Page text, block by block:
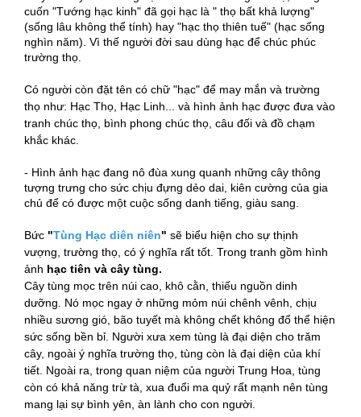
cuốn "Tướng hạc kinh" đã gọi hạc là " thọ bất khả lượng"
(sống lâu không thể tính) hay "hạc thọ thiên tuế" (hạc sống
nghìn năm). Vì thế người đời sau dùng hạc để chúc phúc
trường thọ.
Có người còn đặt tên có chữ "hạc" để may mắn và trường
thọ như: Hạc Thọ, Hạc Linh... và hình ảnh hạc được đưa vào
tranh chúc thọ, bình phong chúc thọ, câu đối và đồ chạm
khắc khác.
- Hình ảnh hạc đang nô đùa xung quanh những cây thông
tượng trưng cho sức chịu đựng dẻo dai, kiên cường của gia
chủ để có được một cuộc sống danh tiếng, giàu sang.
Bức "Tùng Hạc diên niên" sẽ biểu hiện cho sự thịnh
vượng, trường thọ, có ý nghĩa rất tốt. Trong tranh gồm hình
ảnh hạc tiên và cây tùng.
Cây tùng mọc trên núi cao, khô cằn, thiếu nguồn dinh
dưỡng. Nó mọc ngay ở những mỏm núi chênh vênh, chịu
nhiều sương gió, bão tuyết mà không chết không đổ thể hiện
sức sống bền bỉ. Người xưa xem tùng là đại diện cho trăm
cây, ngoài ý nghĩa trường thọ, tùng còn là đại diện của khí
tiết. Ngoài ra, trong quan niệm của người Trung Hoa, tùng
còn có khả năng trừ tà, xua đuổi ma quỷ rất mạnh nên tùng
mang lại sự bình yên, àn lành cho con người.